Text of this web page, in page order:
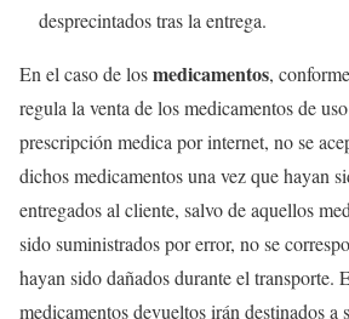
desprecintados tras la entrega.
En el caso de losmedicamentos,
regula la venta de los medicamentos de
prescripción medica por internet, no se
dichos medicamentos una vez que hayan
entregados al cliente, salvo de aquellos
sido suministrados por error, no se
hayan sido dañados durante el transporte.
medicamentos devueltos irán destinados a